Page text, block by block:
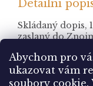
Abychom pro
ukazovat vám
soubory cookie.
Detailní
Skládaný dopis,
zaslaný do